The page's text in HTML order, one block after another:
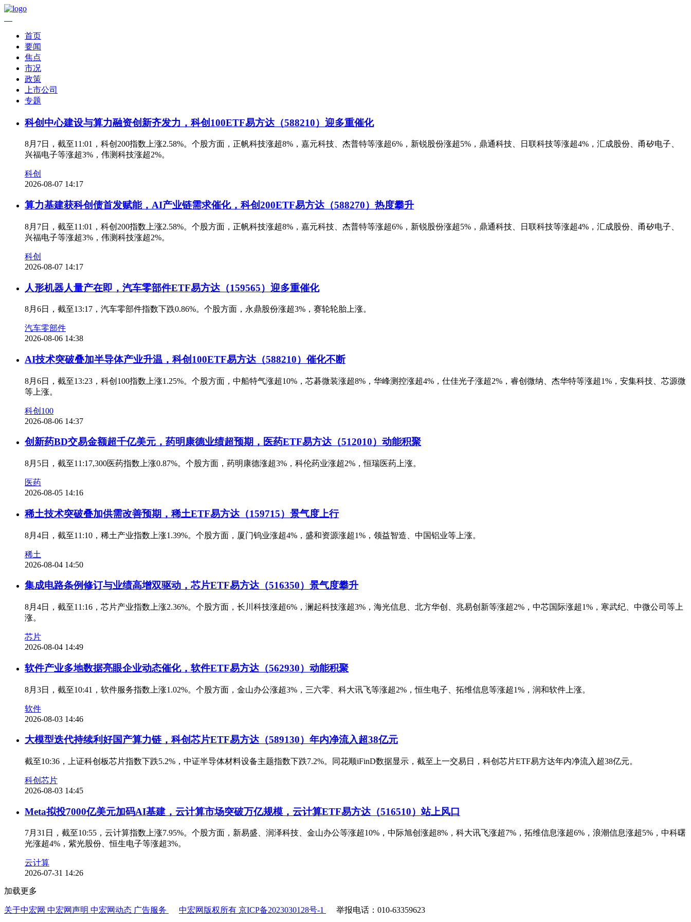
首页
要闻
焦点
市况
政策
上市公司
专题
科创中心建设与算力融资创新齐发力，科创100ETF易方达（588210）迎多重催化
8月7日，截至11:01，科创200指数上涨2.58%。个股方面，正帆科技涨超8%，嘉元科技、杰普特等涨超6%，新锐股份涨超5%，鼎通科技、日联科技等涨超4%，汇成股份、甬矽电子、
兴福电子等涨超3%，伟测科技涨超2%。
科创
2026-08-07 14:17
算力基建获科创债首发赋能，AI产业链需求催化，科创200ETF易方达（588270）热度攀升
8月7日，截至11:01，科创200指数上涨2.58%。个股方面，正帆科技涨超8%，嘉元科技、杰普特等涨超6%，新锐股份涨超5%，鼎通科技、日联科技等涨超4%，汇成股份、甬矽电子、
兴福电子等涨超3%，伟测科技涨超2%。
科创
2026-08-07 14:17
人形机器人量产在即，汽车零部件ETF易方达（159565）迎多重催化
8月6日，截至13:17，汽车零部件指数下跌0.86%。个股方面，永鼎股份涨超3%，赛轮轮胎上涨。
汽车零部件
2026-08-06 14:38
AI技术突破叠加半导体产业升温，科创100ETF易方达（588210）催化不断
8月6日，截至13:23，科创100指数上涨1.25%。个股方面，中船特气涨超10%，芯碁微装涨超8%，华峰测控涨超4%，仕佳光子涨超2%，睿创微纳、杰华特等涨超1%，安集科技、芯源微
等上涨。
科创100
2026-08-06 14:37
创新药BD交易金额超千亿美元，药明康德业绩超预期，医药ETF易方达（512010）动能积聚
8月5日，截至11:17,300医药指数上涨0.87%。个股方面，药明康德涨超3%，科伦药业涨超2%，恒瑞医药上涨。
医药
2026-08-05 14:16
稀土技术突破叠加供需改善预期，稀土ETF易方达（159715）景气度上行
8月4日，截至11:10，稀土产业指数上涨1.39%。个股方面，厦门钨业涨超4%，盛和资源涨超1%，领益智造、中国铝业等上涨。
稀土
2026-08-04 14:50
集成电路条例修订与业绩高增双驱动，芯片ETF易方达（516350）景气度攀升
8月4日，截至11:16，芯片产业指数上涨2.36%。个股方面，长川科技涨超6%，澜起科技涨超3%，海光信息、北方华创、兆易创新等涨超2%，中芯国际涨超1%，寒武纪、中微公司等上
涨。
芯片
2026-08-04 14:49
软件产业多地数据亮眼企业动态催化，软件ETF易方达（562930）动能积聚
8月3日，截至10:41，软件服务指数上涨1.02%。个股方面，金山办公涨超3%，三六零、科大讯飞等涨超2%，恒生电子、拓维信息等涨超1%，润和软件上涨。
软件
2026-08-03 14:46
大模型迭代持续利好国产算力链，科创芯片ETF易方达（589130）年内净流入超38亿元
截至10:36，上证科创板芯片指数下跌5.2%，中证半导体材料设备主题指数下跌7.2%。同花顺iFinD数据显示，截至上一交易日，科创芯片ETF易方达年内净流入超38亿元。
科创芯片
2026-08-03 14:45
Meta拟投7000亿美元加码AI基建，云计算市场突破万亿规模，云计算ETF易方达（516510）站上风口
7月31日，截至10:55，云计算指数上涨7.95%。个股方面，新易盛、润泽科技、金山办公等涨超10%，中际旭创涨超8%，科大讯飞涨超7%，拓维信息涨超6%，浪潮信息涨超5%，中科曙
光涨超4%，紫光股份、恒生电子等涨超3%。
云计算
2026-07-31 14:26
加载更多
关于中宏网 中宏网声明 中宏网动态 广告服务 中宏网版权所有 京ICP备2023030128号-1 举报电话：010-63359623